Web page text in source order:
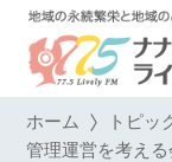
ホーム トピッ
管理運営を考え